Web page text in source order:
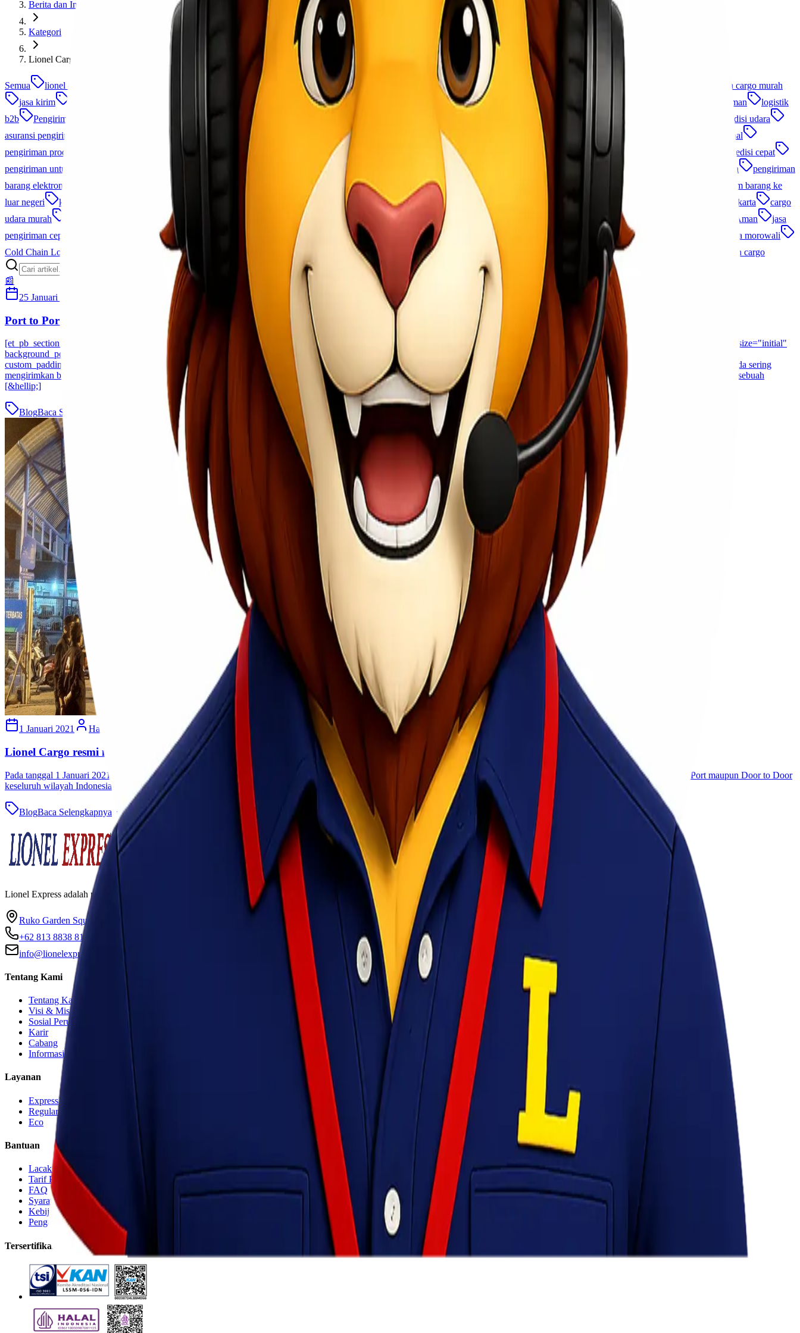
Berita dan Informasi
Kategori
Lionel Cargo Makassar
Semua lionel express jasa ekspedisi jasa cargo ekspedisi cargo ekspedisi murah jasa kirim barang
jasa cargo murah
jasa kirim
logistik indonesia cargo udara pengiriman antar pulau jasa logistik jasa pengiriman alat berat jasa pengiriman
logistik
b2b
Pengiriman Barang pengiriman frozen food ekspedisi murah indonesia cargo indonesia
ekspedisi udara
asuransi pengiriman
jasa pengiriman cargo logistik jasa pengiriman murah Cargo Murah Indonesia ekspedisi terpercaya jasa cargo indonesia
distribusi nasional
pengiriman produk spesial
pengiriman cargo jasa ekspedisi murah jasa cargo udara ekspedisi antar pulau heavy cargo
ekspedisi cepat
pengiriman untuk bisnis
Cargo Udara Indonesia logistik b2b indonesia jasa kirim perusahaan kirim barang lewat udara jasa pengiriman udara
pengiriman
barang elektronik
full container load memilih jasa cargo cek resi lionel express jasa pengiriman domestik tips kirim barang ke luar negeri
cara kirim barang ke
luar negeri
kirim barang ke luar negeri jasa pengiriman pakaian pengiriman alat berat pengiriman sparepart jasa pengiriman sparepart jasa ekspedisi jakarta
cargo
udara murah
surabaya makassar trucking surabaya jakarta cargo laut murah jakarta makassar ekspedisi termurah Cargo Cepat dan Aman
jasa
pengiriman cepat
Ekspedisi Laut Udara pengiriman alat kesehatan pengiriman barang besar cargo antar pulau jasa kirim barang murah jasa logistik terpercaya
ekspedisi jakarta morowali
Cold Chain Logistics
logistik terintegrasi jasa logistik indonesia empu bandara makassar Lionel Cargo Makassar kirim barang udara paket udara tips pengiriman cargo
📰
25 Januari 2021
Port to Port Dan Door to Door Service
[et_pb_section fb_built="1 _builder_version="4.7.7 custom_margin="||||false|false" custom_padding="0px||||false|false" global_colors_info="{}"][et_pb_row _builder_version="3.25 background_size="initial"
background_position="top_left" background_repeat="repeat" global_colors_info="{}"][et_pb_column type="4_4 _builder_version="3.25 custom_padding="|||" global_colors_info="{}"
custom_padding__hover="|||"][et_pb_text _builder_version="4.10.3 background_size="initial" background_position="top_left" background_repeat="repeat" global_colors_info="{}"] Apakah anda sering
mengirimkan barang menggunakan jasa ekspedisi cargo ? pasti sudah tidak asing lagi dengan istilah layanan port to port dan door to door. Kedua layanan itu selalu bahkan terbiasa diterapkan oleh sebuah
[&hellip;]
BlogBaca Selengkapnya
1 Januari 2021 Habibah Auni
Lionel Cargo resmi menjadi Mitra EMPU di Bandara Sultan Hasanuddin Makassar
Pada tanggal 1 Januari 2021 Lionel Cargo telah resmi menjadi Mitra EMPU Bandara Sultan Hasaddin Makassar. dan Lionel Cargo melayani pengiriman barang via udara baik Port to Port maupun Door to Door
keseluruh wilayah Indonesia.
BlogBaca Selengkapnya
Lionel Express adalah perusahaan jasa pengiriman terpercaya yang melayani pengiriman barang ke seluruh Indonesia dengan cepat, aman, dan harga kompetitif.
Ruko Garden Square Blok G No. 11-12 Jurumudi baru, Benda, Tangerang, Banten 15124
+62 813 8838 8182
info@lionelexpress.com
Tentang Kami
Tentang Kami
Visi & Misi
Sosial Perusahaan
Karir
Cabang
Informasi
Layanan
Express
Regular
Eco
Bantuan
Lacak Kiriman
Tarif Pengiriman
FAQ
Syarat & Ketentuan
Kebijakan Privasi
Pengaduan Pelanggan
Tersertifikasi